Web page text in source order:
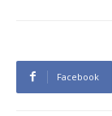
Facebook